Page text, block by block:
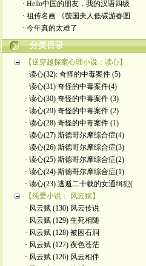
· Hello中国的朋友，我的汉语四级
· 祖传名画 《虢国夫人低碳游春图
· 今年真的太难了
分类目录
【逆穿越探案心理小说：读心】
· 读心(32): 奇怪的中毒案件 (5)
· 读心(31) 奇怪的中毒案件(4)
· 读心(30) 奇怪的中毒案件 (3)
· 读心(29) 奇怪的中毒案件 (2)
· 读心(28) 奇怪的中毒案件 (1)
· 读心(27) 斯德哥尔摩综合症(4)
· 读心(26) 斯德哥尔摩综合症(3)
· 读心(25) 斯德哥尔摩综合症(2)
· 读心(24) 斯德哥尔摩综合症(1)
· 读心(23) 逃遁二十载的女通缉犯(
【纯爱小说： 风云赋】
· 风云赋 (130) 风云传说
· 风云赋 (129) 生死相随
· 风云赋 (128) 被困石洞
· 风云赋 (127) 夜色苍茫
· 风云赋 (126) 风云相伴